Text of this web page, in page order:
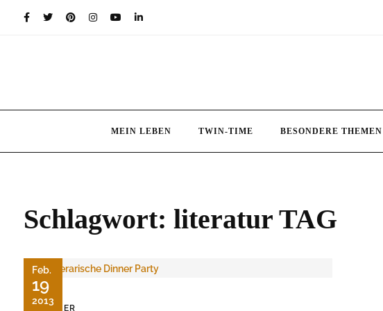
MEIN LEBEN TWIN-TIME BESONDERE THEMEN
Schlagwort: literatur TAG
Feb.
19
2013
BÜCHER